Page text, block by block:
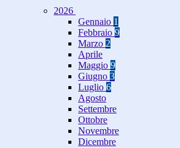
2026
Gennaio 1
Febbraio 9
Marzo 2
Aprile
Maggio 9
Giugno 3
Luglio 6
Agosto
Settembre
Ottobre
Novembre
Dicembre